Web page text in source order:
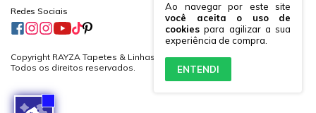
Ao navegar por este site
você aceita o uso de
cookies para agilizar a sua
experiência de compra.
ENTENDI
Redes Sociais
Copyright RAYZA Tapetes & Linhas Ltda. - 19882364000170 - 2026.
Todos os direitos reservados.